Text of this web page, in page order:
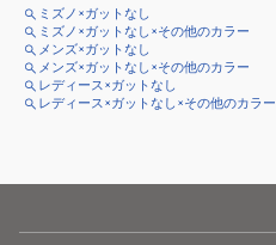
ミズノ×ガットなし
ミズノ×ガットなし×その他のカラー
メンズ×ガットなし
メンズ×ガットなし×その他のカラー
レディース×ガットなし
レディース×ガットなし×その他のカラー